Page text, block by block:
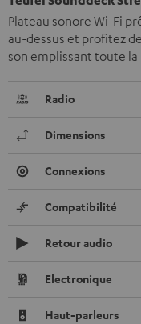
Plateau sonore Wi-Fi
au-dessus et profitez
son emplissant toute la
Radio
Dimensions
Connexions
Compatibilité
Retour audio
Electronique
Haut-parleurs